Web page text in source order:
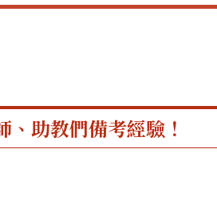
、助教們備考經驗！